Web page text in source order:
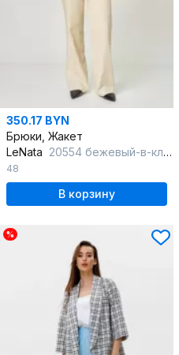
350.17 BYN
Брюки, Жакет
LeNata 20554 бежевый-в-клетку
48
В корзину
%